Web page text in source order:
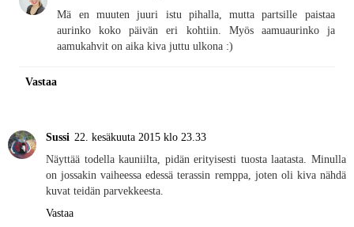
Mä en muuten juuri istu pihalla, mutta partsille paistaa
aurinko koko päivän eri kohtiin. Myös aamuaurinko ja
aamukahvit on aika kiva juttu ulkona :)
Vastaa
Sussi 22. kesäkuuta 2015 klo 23.33
Näyttää todella kauniilta, pidän erityisesti tuosta laatasta. Minulla
on jossakin vaiheessa edessä terassin remppa, joten oli kiva nähdä
kuvat teidän parvekkeesta.
Vastaa